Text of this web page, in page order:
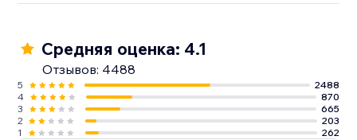
Средняя оценка: 4.1
Отзывов: 4488
5
2488
4
870
3
665
2
203
1
262